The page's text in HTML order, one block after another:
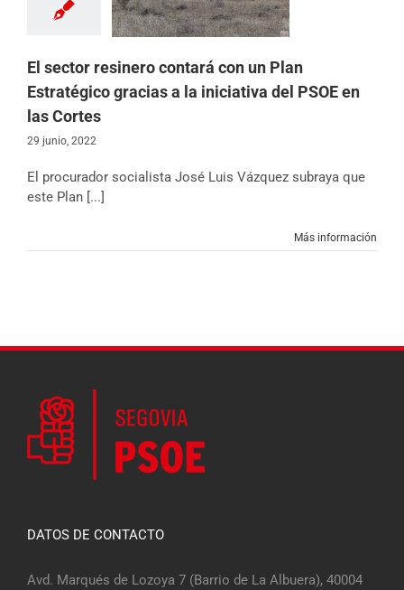
en las Cortes
El sector resinero contará con un Plan
Estratégico gracias a la iniciativa del PSOE en
las Cortes
29 junio, 2022
El procurador socialista José Luis Vázquez subraya que
este Plan [...]
Más información
DATOS DE CONTACTO
Avd. Marqués de Lozoya 7 (Barrio de La Albuera), 40004